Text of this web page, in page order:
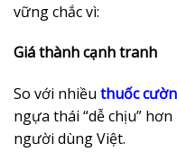
vững chắc vì:
Giá thành cạnh tranh
So với nhiều thuốc
ngựa thái “dễ chịu”
người dùng Việt.